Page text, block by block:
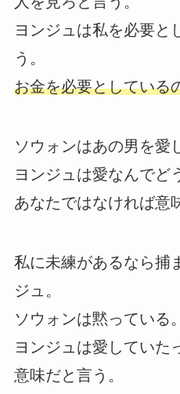
ヨンジュは私を必要と
う。
お金を必要としている
ソウォンはあの男を愛
ヨンジュは愛なんでど
あなたではなければ意
私に未練があるなら捕
ジュ。
ソウォンは黙っている。
ヨンジュは愛していた
意味だと言う。